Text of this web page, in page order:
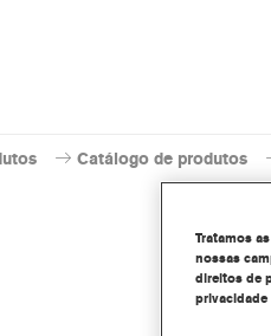
Catálogo de produtos
Tratamos
nossas
direitos de
privacidade